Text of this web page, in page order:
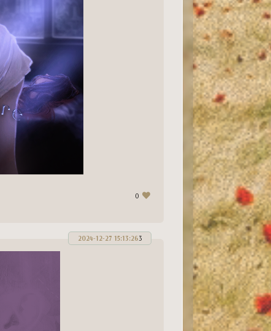
0
3
2024-12-27 15:13:26